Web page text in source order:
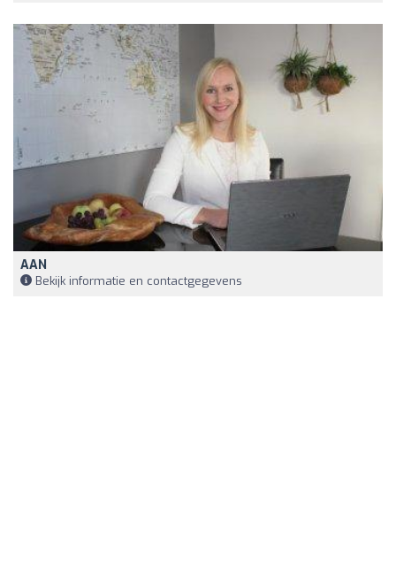
AAN
Bekijk informatie en contactgegevens